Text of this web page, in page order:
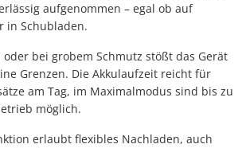
aufgenommen – egal ob auf
in Schubladen.
bei grobem Schmutz stößt das Gerät
Grenzen. Die Akkulaufzeit reicht für
am Tag, im Maximalmodus sind bis zu
möglich.
erlaubt flexibles Nachladen, auch